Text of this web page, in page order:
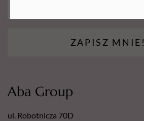
ZAPISZ MNIE!
Aba Group
ul. Robotnicza 70D